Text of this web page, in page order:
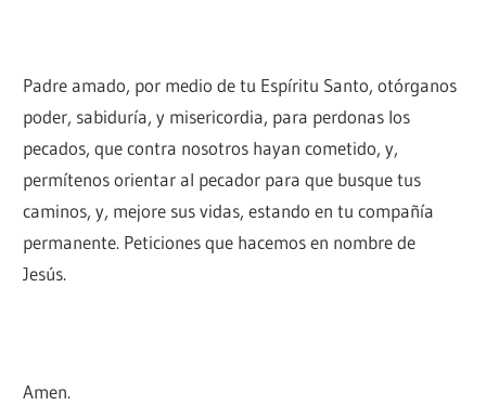
Padre amado, por medio de tu Espíritu Santo, otórganos
poder, sabiduría, y misericordia, para perdonas los
pecados, que contra nosotros hayan cometido, y,
permítenos orientar al pecador para que busque tus
caminos, y, mejore sus vidas, estando en tu compañía
permanente. Peticiones que hacemos en nombre de
Jesús.
Amen.